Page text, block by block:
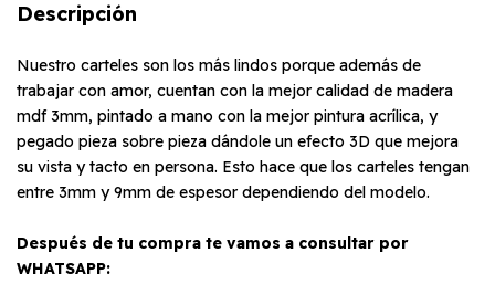
Descripción
Nuestro carteles son los más lindos porque además de
trabajar con amor, cuentan con la mejor calidad de madera
mdf 3mm, pintado a mano con la mejor pintura acrílica, y
pegado pieza sobre pieza dándole un efecto 3D que mejora
su vista y tacto en persona. Esto hace que los carteles tengan
entre 3mm y 9mm de espesor dependiendo del modelo.
Después de tu compra te vamos a consultar por
WHATSAPP: